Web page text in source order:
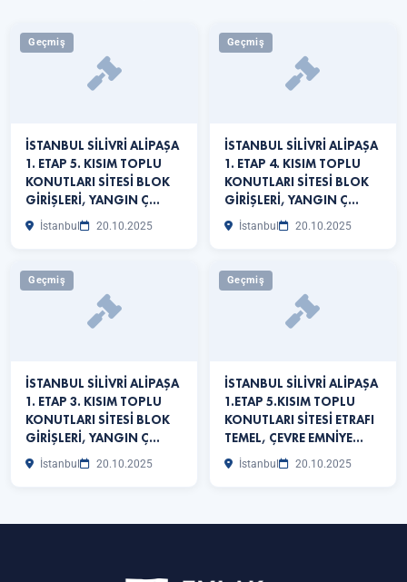
Geçmiş
İSTANBUL SİLİVRİ ALİPAŞA
1. ETAP 5. KISIM TOPLU
KONUTLARI SİTESİ BLOK
GİRİŞLERİ, YANGIN Ç…
İstanbul 20.10.2025
Geçmiş
İSTANBUL SİLİVRİ ALİPAŞA
1. ETAP 4. KISIM TOPLU
KONUTLARI SİTESİ BLOK
GİRİŞLERİ, YANGIN Ç…
İstanbul 20.10.2025
Geçmiş
İSTANBUL SİLİVRİ ALİPAŞA
1. ETAP 3. KISIM TOPLU
KONUTLARI SİTESİ BLOK
GİRİŞLERİ, YANGIN Ç…
İstanbul 20.10.2025
Geçmiş
İSTANBUL SİLİVRİ ALİPAŞA
1.ETAP 5.KISIM TOPLU
KONUTLARI SİTESİ ETRAFI
TEMEL, ÇEVRE EMNİYE…
İstanbul 20.10.2025